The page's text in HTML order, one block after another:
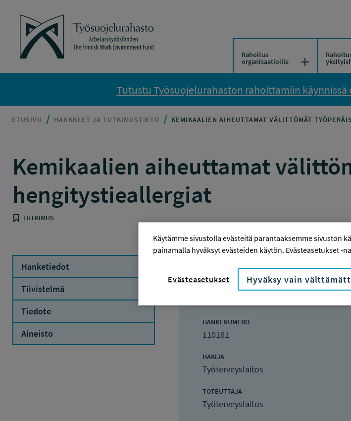
Työsuojelurahasto
Rahoitus
organisaatioille Avaa/Sulje
Tutustu Työsuojelurahaston rahoittamiin
ETUSIVU HANKKEET JA TUTKIMUSTIETO KEMIKAALIEN AIHEUTTAMAT VÄLITTÖMÄT
Kemikaalien aiheuttamat
hengitystieallergiat
TUTKIMUS
Hanketiedot
Tiivistelmä
Tiedote
Aineisto
Hanketiedot
HANKENUMERO
110161
HAKIJA
Työterveyslaitos
TOTEUTTAJA
Työterveyslaitos
Käytämme sivustolla evästeitä parantaaksemme sivuston
painamalla hyväksyt evästeiden käytön. Evästeasetukset -
Hyväksy vain
Evästeasetukset